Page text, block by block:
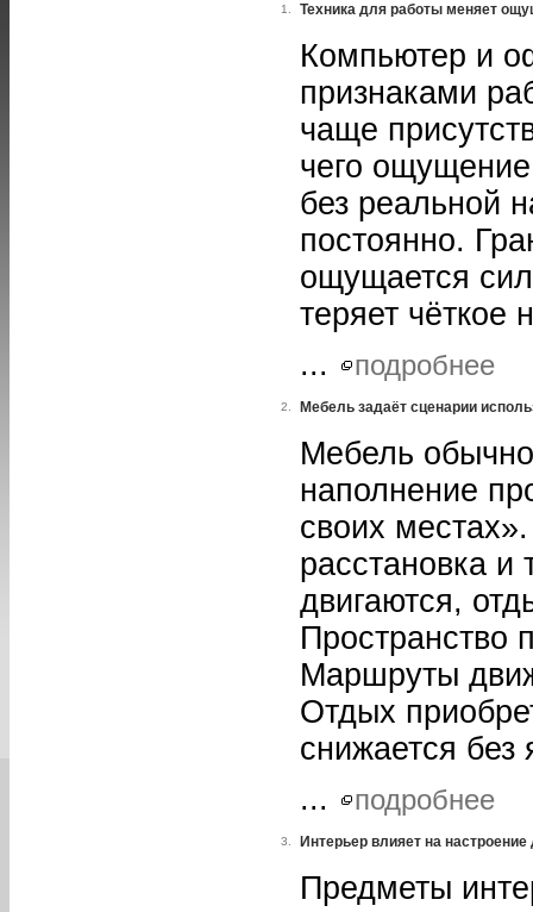
1. Техника для работы меняет
Компьютер и
признаками
чаще
чего ощущение
без реальной
постоянно.
ощущается
теряет чёткое
...
подробнее
2. Мебель задаёт сценарии
Мебель
наполнение
своих
расстановка и
двигаются,
Пространство
Маршруты
Отдых
снижается без
...
подробнее
3. Интерьер влияет на
Предметы